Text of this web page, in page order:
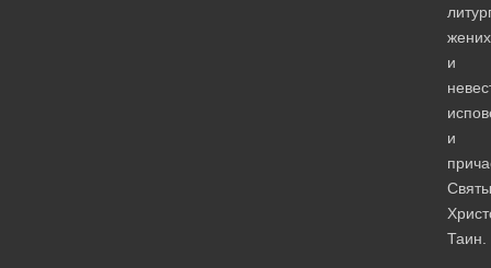
жених
и
и
Таин.